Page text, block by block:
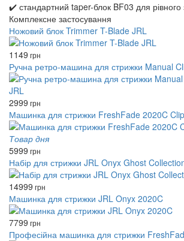
✔️ стандартний taper-блок BF03 для рівного
Комплексне застосування
Ножовий блок Trimmer T-Blade JRL
1149 грн
Ручна ретро-машина для стрижки Manual
2999 грн
Машинка для стрижки FreshFade 2020C
Товар дня
5999 грн
Набір для стрижки JRL Onyx Ghost
14999 грн
Машинка для стрижки JRL Onyx 2020C
7799 грн
Професійна машинка для стрижки